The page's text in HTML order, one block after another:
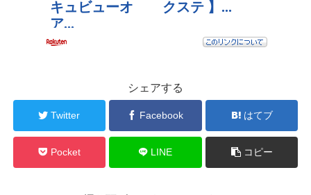
シェアする
Twitter Facebook はてブ
Pocket LINE コピー